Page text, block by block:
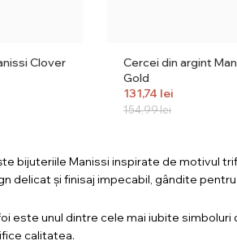
Clover
Cercei din argint
Gold
154,99lei
131,74 lei
bijuteriile Manissi inspirate de motivul
delicat și finisaj impecabil, gândite
este unul dintre cele mai iubite simboluri
calitatea.